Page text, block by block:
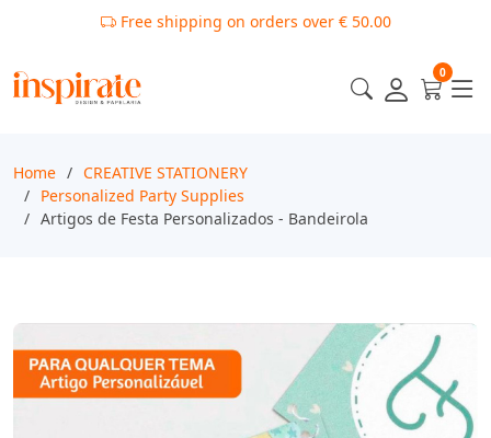
Free shipping on orders over € 50.00
0
Home
CREATIVE STATIONERY
Personalized Party Supplies
Artigos de Festa Personalizados - Bandeirola